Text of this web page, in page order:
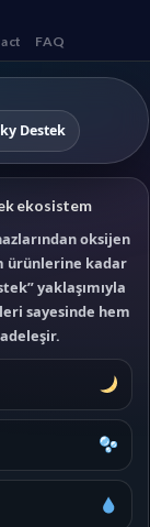
FAQ
Destek
ekosistem
oksijen
ürünlerine kadar
yaklaşımıyla
sayesinde hem